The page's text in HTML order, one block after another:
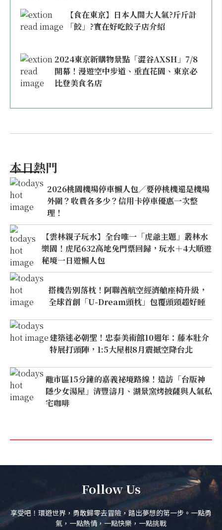
【食在東京】日本人間大人氣?斤斤計
「餃」?實在好吃餃子店介紹
2024東京新購物景點「澀谷AXSH」7/8
開幕！漫遊空中步道、垂直花園、東京必
比登美食名店
本日熱門
2026桃園機場停車懶人包／要停桃機還是機場
外圍？收費各多少？信用卡停車優惠一次整
理！
【雲林親子玩水】全台唯一「虎爺主題」叢林水
樂園！虎尾632高地免門票回歸，玩水＋4大順遊
秘境一日遊懶人包
搭機告別落枕！阿聯酋航空經濟艙座椅升級，
全球首創「U-Dream頭枕」包覆頭頸超好睡
建築迷必朝聖！忠泰美術館10週年：藤本壯介
特展打頭陣，1:5大屋根8月震撼空降台北
離市區15分鐘的嘉義祕境路線！造訪「台版神
隱少女湯屋」清豐濤月、湖景窯烤披薩與人氣私
宅咖啡
Follow Us
享受吧！環遊世界，勇敢歸零去冒險，踏出夢想的第一步。一點勇
氣，一點熱情，一點快樂，一點挑戰